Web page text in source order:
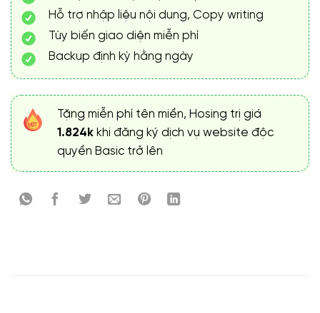
Hỗ trợ nhập liệu nội dung, Copy writing
Tùy biến giao diện miễn phí
Backup định kỳ hằng ngày
Tặng miễn phí tên miền, Hosing trị giá
1.824k khi đăng ký dịch vụ website độc
quyền Basic trở lên